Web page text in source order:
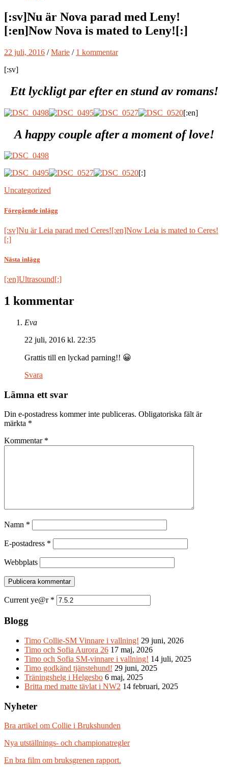
[:sv]Nu är Nova parad med Leny!
[:en]Now Nova is mated to Leny![:]
22 juli, 2016 /Marie / 1 kommentar
[:sv]
Ett lyckligt par efter en stund av romans!
[:en]
A happy couple after a moment of love!
[:]
Uncategorized
Föregående inlägg
[:sv]Nu är Leia parad med Ceres![:en]Now Leia is mated to Ceres!
[:]
Nästa inlägg
[:en]Ultrasound[:]
1 kommentar
Eva
22 juli, 2016 kl. 22:35
Grattis till en lyckad parning!! 😀
Svara
Lämna ett svar
Din e-postadress kommer inte publiceras. Obligatoriska fält är
märkta *
Kommentar *
Namn *
E-postadress *
Webbplats
Current ye@r *
Blogg
Timo Collie-SM Vinnare i vallning! 29 juni, 2026
Timo och Sofia Aurora 26 17 maj, 2026
Timo och Sofia SM-vinnare i vallning! 14 juli, 2025
Timo godkänd tjänstehund! 29 juni, 2025
Träningshelg i Helgesbo 6 maj, 2025
Britta med matte tävlat i NW2 14 februari, 2025
Nyheter
Bra artikel om Collie i Brukshunden
Nya utställnings- och championatregler
En bra film om bruksgrenen rapport.